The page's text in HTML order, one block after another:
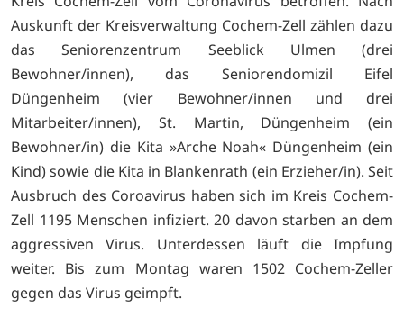
Auskunft der Kreisverwaltung Cochem-Zell zählen dazu
das Seniorenzentrum Seeblick Ulmen (drei
Bewohner/innen), das Seniorendomizil Eifel
Düngenheim (vier Bewohner/innen und drei
Mitarbeiter/innen), St. Martin, Düngenheim (ein
Bewohner/in) die Kita »Arche Noah« Düngenheim (ein
Kind) sowie die Kita in Blankenrath (ein Erzieher/in). Seit
Ausbruch des Coroavirus haben sich im Kreis Cochem-
Zell 1195 Menschen infiziert. 20 davon starben an dem
aggressiven Virus. Unterdessen läuft die Impfung
weiter. Bis zum Montag waren 1502 Cochem-Zeller
gegen das Virus geimpft.